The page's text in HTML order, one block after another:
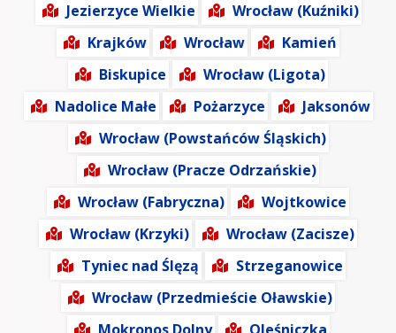
Jezierzyce Wielkie
Wrocław (Kuźniki)
Krajków
Wrocław
Kamień
Biskupice
Wrocław (Ligota)
Nadolice Małe
Pożarzyce
Jaksonów
Wrocław (Powstańców Śląskich)
Wrocław (Pracze Odrzańskie)
Wrocław (Fabryczna)
Wojtkowice
Wrocław (Krzyki)
Wrocław (Zacisze)
Tyniec nad Ślęzą
Strzeganowice
Wrocław (Przedmieście Oławskie)